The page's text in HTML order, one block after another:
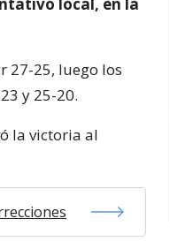
27-25, luego los
y 25-20.
la victoria al